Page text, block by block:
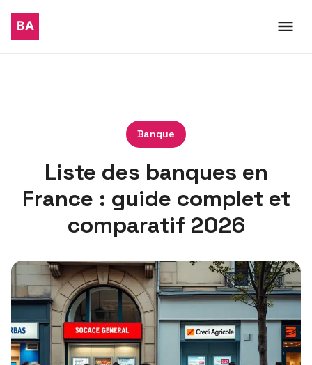
Banque
Liste des banques en
France : guide complet et
comparatif 2026